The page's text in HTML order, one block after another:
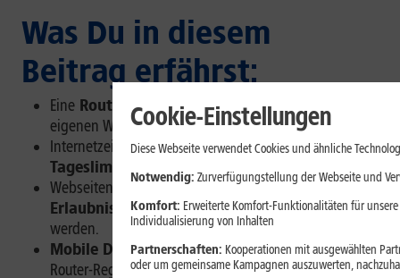
Was Du in diesem
Beitrag erfährst:
Eine Router-Kindersicherung
gilt für Geräte im
eigenen WLAN oder Heimnetz.
Internetzeiten lassen sich perZeitplan oder
Tageslimit
begrenzen.
Webseiten können überSperrlisten,
Erlaubnislisten oder Inhaltsfilterblockiert
werden.
Mobile Daten und fremde WLANsumgehen
Router-Regeln.
Cookie-Einstellungen
Diese Webseite verwendet Cookies und ähnliche
Notwendig: Zurverfügungstellung der Webseite und
Komfort: Erweiterte Komfort-Funktionalitäten für
Individualisierung von Inhalten
Partnerschaften: Kooperationen mit ausgewählten
oder um gemeinsame Kampagnen auszuwerten,